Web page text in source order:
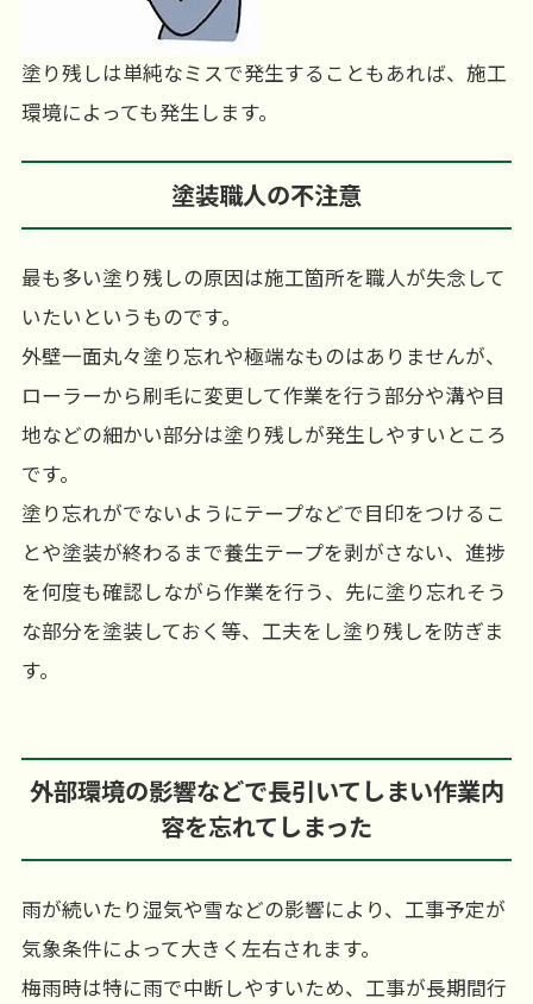
塗り残しは単純なミスで発生することもあれば、施工
環境によっても発生します。
塗装職人の不注意
最も多い塗り残しの原因は施工箇所を職人が失念して
いたいというものです。
外壁一面丸々塗り忘れや極端なものはありませんが、
ローラーから刷毛に変更して作業を行う部分や溝や目
地などの細かい部分は塗り残しが発生しやすいところ
です。
塗り忘れがでないようにテープなどで目印をつけるこ
とや塗装が終わるまで養生テープを剥がさない、進捗
を何度も確認しながら作業を行う、先に塗り忘れそう
な部分を塗装しておく等、工夫をし塗り残しを防ぎま
す。
外部環境の影響などで長引いてしまい作業内
容を忘れてしまった
雨が続いたり湿気や雪などの影響により、工事予定が
気象条件によって大きく左右されます。
梅雨時は特に雨で中断しやすいため、工事が長期間行